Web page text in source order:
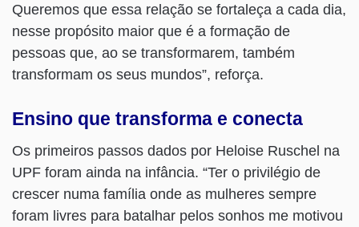
Queremos que essa relação se fortaleça a cada dia,
nesse propósito maior que é a formação de
pessoas que, ao se transformarem, também
transformam os seus mundos”, reforça.
Ensino que transforma e conecta
Os primeiros passos dados por Heloise Ruschel na
UPF foram ainda na infância. “Ter o privilégio de
crescer numa família onde as mulheres sempre
foram livres para batalhar pelos sonhos me motivou